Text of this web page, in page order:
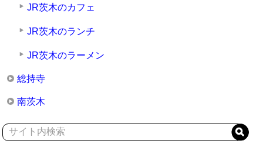
JR茨木のカフェ
JR茨木のランチ
JR茨木のラーメン
総持寺
南茨木